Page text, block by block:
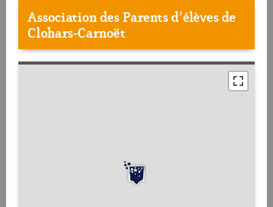
Association des Parents d'élèves de
Clohars-Carnoët